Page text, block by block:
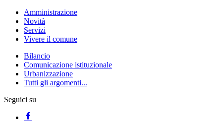
Amministrazione
Novità
Servizi
Vivere il comune
Bilancio
Comunicazione istituzionale
Urbanizzazione
Tutti gli argomenti...
Seguici su